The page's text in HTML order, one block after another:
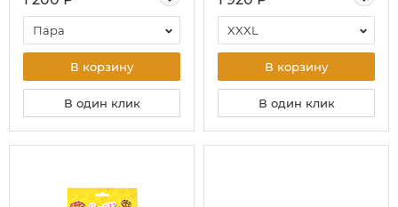
жёсткости), 53 см
Пара
В корзину
В один клик
XXXL
В корзину
В один клик